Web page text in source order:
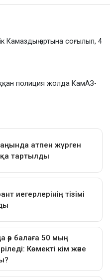
Камаздың артына соғылып, 4
полиция жолда КамАЗ-